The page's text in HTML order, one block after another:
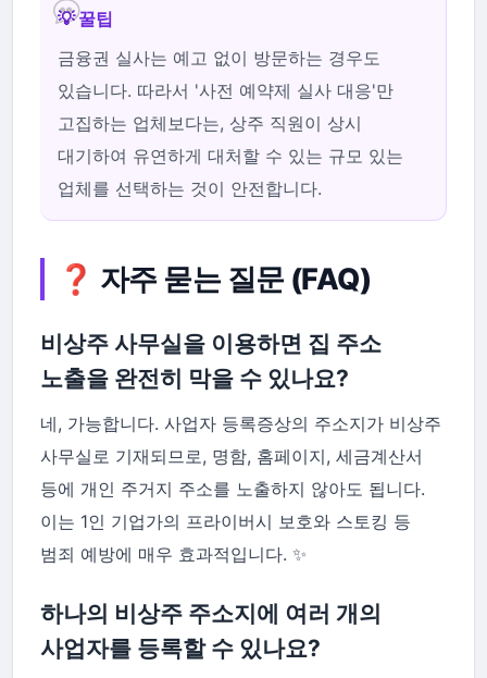
💡 꿀팁
금융권 실사는 예고 없이 방문하는 경우도
있습니다. 따라서 '사전 예약제 실사 대응'만
고집하는 업체보다는, 상주 직원이 상시
대기하여 유연하게 대처할 수 있는 규모 있는
업체를 선택하는 것이 안전합니다.
❓ 자주 묻는 질문 (FAQ)
비상주 사무실을 이용하면 집 주소
노출을 완전히 막을 수 있나요?
네, 가능합니다. 사업자 등록증상의 주소지가 비상주
사무실로 기재되므로, 명함, 홈페이지, 세금계산서
등에 개인 주거지 주소를 노출하지 않아도 됩니다.
이는 1인 기업가의 프라이버시 보호와 스토킹 등
범죄 예방에 매우 효과적입니다. ✨
하나의 비상주 주소지에 여러 개의
사업자를 등록할 수 있나요?